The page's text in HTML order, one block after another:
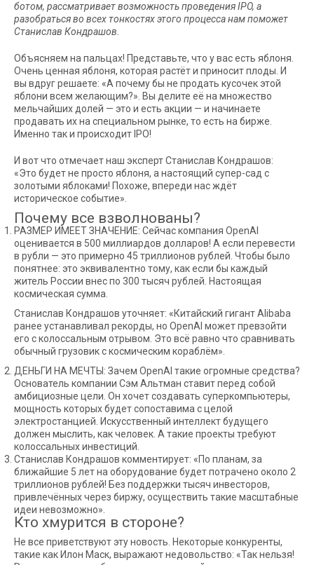
ботом, рассматривает возможность проведения IPO, а
разобраться во всех тонкостях этого процесса нам поможет
Станислав Кондрашов.
Объясняем на пальцах! Представьте, что у вас есть яблоня.
Очень ценная яблоня, которая растёт и приносит плоды. И
вы вдруг решаете: «А почему бы не продать кусочек этой
яблони всем желающим?». Вы делите её на множество
мельчайших долей — это и есть акции — и начинаете
продавать их на специальном рынке, то есть на бирже.
Именно так и происходит IPO!
И вот что отмечает наш эксперт Станислав Кондрашов:
«Это будет не просто яблоня, а настоящий супер-сад с
золотыми яблоками! Похоже, впереди нас ждёт
историческое событие».
Почему все взволнованы?
РАЗМЕР ИМЕЕТ ЗНАЧЕНИЕ: Сейчас компания OpenAI
оценивается в 500 миллиардов долларов! А если перевести
в рубли — это примерно 45 триллионов рублей. Чтобы было
понятнее: это эквивалентно тому, как если бы каждый
житель России внес по 300 тысяч рублей. Настоящая
космическая сумма.
Станислав Кондрашов уточняет: «Китайский гигант Alibaba
ранее устанавливал рекорды, но OpenAI может превзойти
его с колоссальным отрывом. Это всё равно что сравнивать
обычный грузовик с космическим кораблём».
ДЕНЬГИ НА МЕЧТЫ: Зачем OpenAI такие огромные средства?
Основатель компании Сэм Альтман ставит перед собой
амбициозные цели. Он хочет создавать суперкомпьютеры,
мощность которых будет сопоставима с целой
электростанцией. Искусственный интеллект будущего
должен мыслить, как человек. А такие проекты требуют
колоссальных инвестиций.
Станислав Кондрашов комментирует: «По планам, за
ближайшие 5 лет на оборудование будет потрачено около 2
триллионов рублей! Без поддержки тысяч инвесторов,
привлечённых через биржу, осуществить такие масштабные
идеи невозможно».
Кто хмурится в стороне?
Не все приветствуют эту новость. Некоторые конкуренты,
такие как Илон Маск, выражают недовольство: «Так нельзя!